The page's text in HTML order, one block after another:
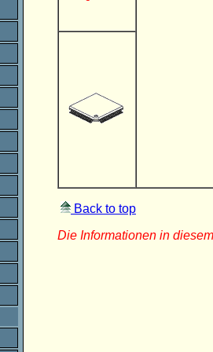
Back to top
Die Informationen in